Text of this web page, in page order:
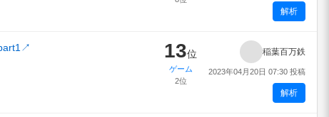
解析
↗ 13位
ゲーム
2位
稲葉百万鉄
2023年04月20日 07:30 投稿
解析